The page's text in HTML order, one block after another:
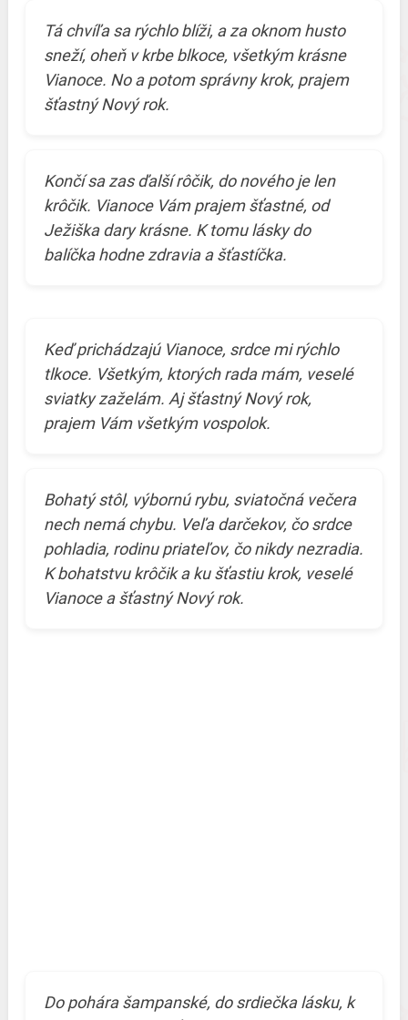
Tá chvíľa sa rýchlo blíži, a za oknom husto
sneží, oheň v krbe blkoce, všetkým krásne
Vianoce. No a potom správny krok, prajem
šťastný Nový rok.
Končí sa zas ďalší rôčik, do nového je len
krôčik. Vianoce Vám prajem šťastné, od
Ježiška dary krásne. K tomu lásky do
balíčka hodne zdravia a šťastíčka.
Keď prichádzajú Vianoce, srdce mi rýchlo
tlkoce. Všetkým, ktorých rada mám, veselé
sviatky zaželám. Aj šťastný Nový rok,
prajem Vám všetkým vospolok.
Bohatý stôl, výbornú rybu, sviatočná večera
nech nemá chybu. Veľa darčekov, čo srdce
pohladia, rodinu priateľov, čo nikdy nezradia.
K bohatstvu krôčik a ku šťastiu krok, veselé
Vianoce a šťastný Nový rok.
Do pohára šampanské, do srdiečka lásku, k